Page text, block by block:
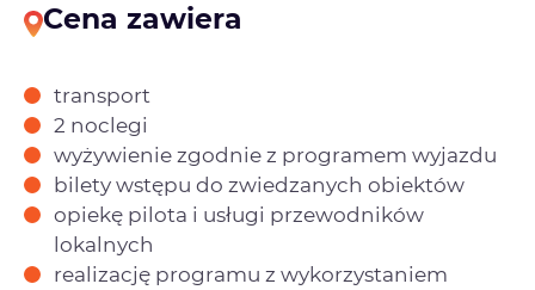
Cena zawiera
transport
2 noclegi
wyżywienie zgodnie z programem wyjazdu
bilety wstępu do zwiedzanych obiektów
opiekę pilota i usługi przewodników
lokalnych
realizację programu z wykorzystaniem